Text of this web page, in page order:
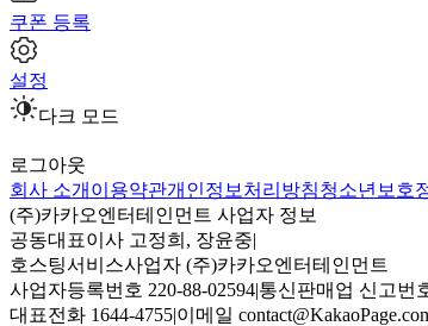
쿠폰 등록
설정
다크 모드
로그아웃
회사 소개 이용약관개인정보처리방침청소년보호
(주)카카오엔터테인먼트 사업자 정보
공동대표이사 고정희, 장윤중|
호스팅서비스사업자 (주)카카오엔터테인먼트
사업자등록번호 220-88-02594|통신판매업 신고번
대표전화 1644-4755|이메일